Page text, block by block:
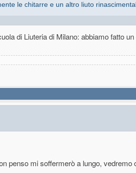
le chitarre e un altro liuto
di Liuteria di Milano: abbiamo fatto
penso mi soffermerò a lungo, vedremo